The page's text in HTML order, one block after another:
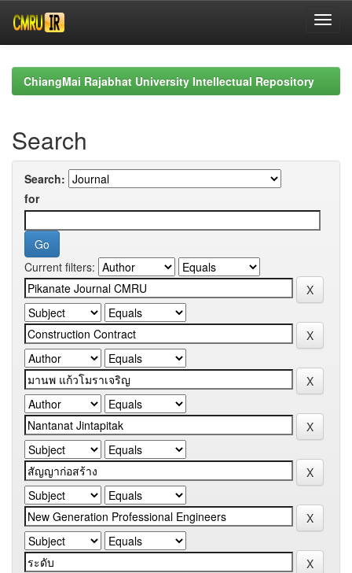
navigationChiangMai Rajabhat University Intellectual Repository
Search
Search:
for
Current filters: